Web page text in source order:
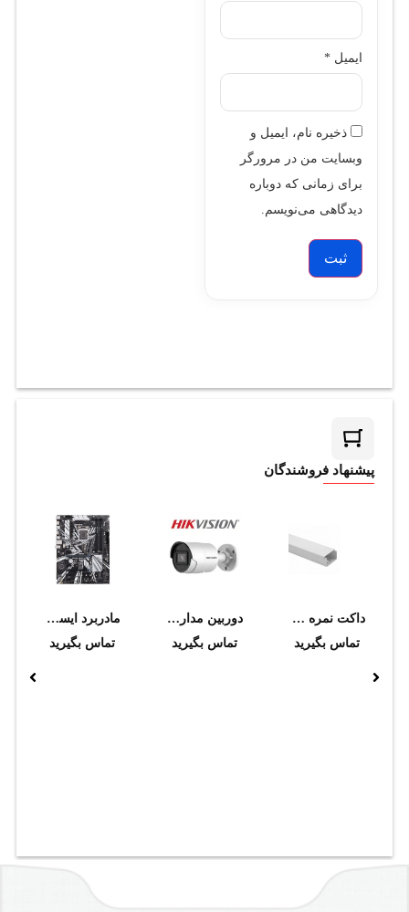
ایمیل *
ذخیره نام، ایمیل و
وبسایت من در مرورگر
برای زمانی که دوباره
دیدگاهی می‌نویسم.
پیشنهاد فروشندگان
داکت نمره 30*50 سوپيتا
تماس بگیرید
دوربین مداربسته هایک ویژن مدل DS-2CD2046G2-I (2.8 mm)
تماس بگیرید
مادربرد ایسوس مدل PRIME Z390-P
تماس بگیرید